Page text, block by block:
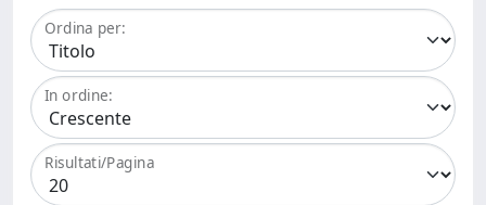
Ordina per:
In ordine:
Risultati/Pagina